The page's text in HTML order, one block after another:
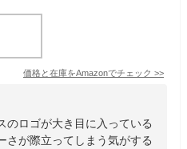
価格と在庫をAmazonでチェック >>
のロゴが大き目に入っている
さが際立ってしまう気がする